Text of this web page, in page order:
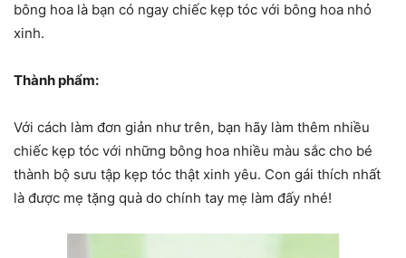
bông hoa là bạn có ngay chiếc kẹp tóc với bông hoa nhỏ
xinh.
Thành phẩm:
Với cách làm đơn giản như trên, bạn hãy làm thêm nhiều
chiếc kẹp tóc với những bông hoa nhiều màu sắc cho bé
thành bộ sưu tập kẹp tóc thật xinh yêu. Con gái thích nhất
là được mẹ tặng quà do chính tay mẹ làm đấy nhé!